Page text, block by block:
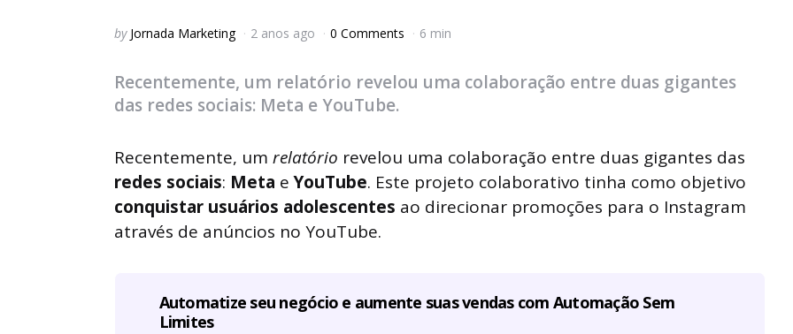
Posted
by Jornada Marketing 2 anos ago 0 Comments 6 min
Recentemente, um relatório revelou uma colaboração entre duas gigantes
das redes sociais: Meta e YouTube.
Recentemente, um relatório revelou uma colaboração entre duas gigantes das
redes sociais: Meta eYouTube. Este projeto colaborativo tinha como objetivo
conquistar usuários adolescentes ao direcionar promoções para o Instagram
através de anúncios no YouTube.
Automatize seu negócio e aumente suas vendas com Automação Sem
Limites